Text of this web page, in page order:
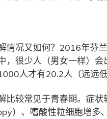
情况又如何？2016年芬
，很少人（男女一样）
人才有20.2人（远远
比较常见于青春期。症
）、嗜酸性粒细胞增多